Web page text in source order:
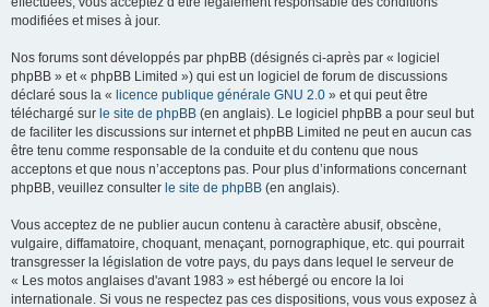
modifiées et mises à jour.
Nos forums sont développés par phpBB (désignés ci-après par « logiciel
phpBB » et « phpBB Limited ») qui est un logiciel de forum de discussions
déclaré sous la « licence publique générale GNU 2.0 » et qui peut être
téléchargé sur le site de phpBB (en anglais). Le logiciel phpBB a pour seul but
de faciliter les discussions sur internet et phpBB Limited ne peut en aucun cas
être tenu comme responsable de la conduite et du contenu que nous
acceptons et que nous n’acceptons pas. Pour plus d’informations concernant
phpBB, veuillez consulter le site de phpBB (en anglais).
Vous acceptez de ne publier aucun contenu à caractère abusif, obscène,
vulgaire, diffamatoire, choquant, menaçant, pornographique, etc. qui pourrait
transgresser la législation de votre pays, du pays dans lequel le serveur de
« Les motos anglaises d'avant 1983 » est hébergé ou encore la loi
internationale. Si vous ne respectez pas ces dispositions, vous vous exposez à